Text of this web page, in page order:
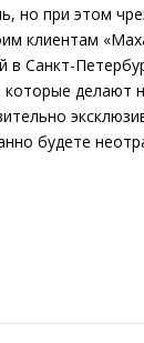
но при этом
клиентам
в Санкт-
которые делают
будете